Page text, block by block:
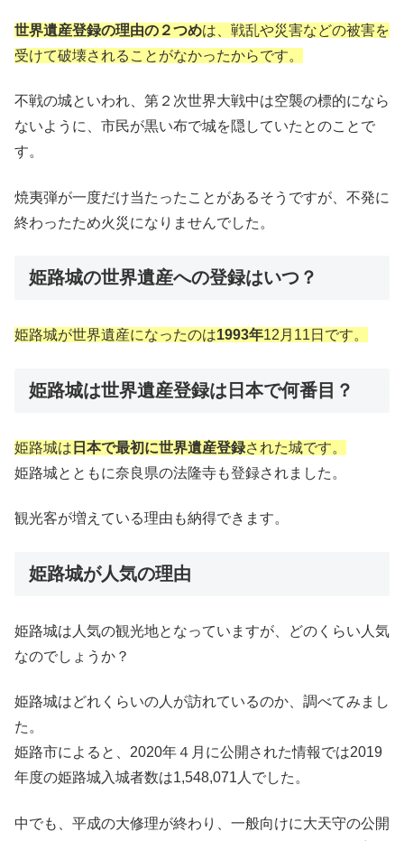
世界遺産登録の理由の２つめは、戦乱や災害などの被害を
受けて破壊されることがなかったからです。
不戦の城といわれ、第２次世界大戦中は空襲の標的になら
ないように、市民が黒い布で城を隠していたとのことで
す。
焼夷弾が一度だけ当たったことがあるそうですが、不発に
終わったため火災になりませんでした。
姫路城の世界遺産への登録はいつ？
姫路城が世界遺産になったのは1993年12 月 11 日です。
姫路城は世界遺産登録は日本で何番目？
姫路城は 日本で最初に世界遺産登録された城です。
姫路城とともに奈良県の法隆寺も登録されました。
観光客が増えている理由も納得できます。
姫路城が人気の理由
姫路城は人気の観光地となっていますが、どのくらい人気
なのでしょうか？
姫路城はどれくらいの人が訪れているのか、調べてみまし
た。
姫路市によると、 2020年４月に公開された情報では2019
年度の姫路城入城者数は1,548,071 人でした。
中でも、平成の大修理が終わり、一般向けに大天守の公開